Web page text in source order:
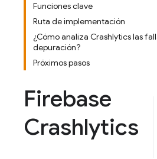
Funciones clave
Ruta de implementación
¿Cómo analiza Crashlytics las
depuración?
Próximos pasos
Firebase
Crashlytics